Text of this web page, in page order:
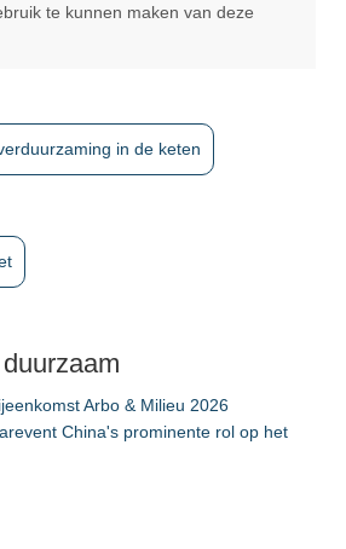
te kunnen maken van deze
in de keten
Arbo & Milieu 2026
China's prominente rol op het